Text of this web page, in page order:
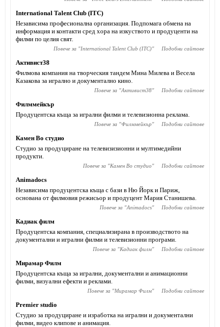
International Talent Club (ITC)
Независима професионална организация. Подпомага обмена на
информация и контакти сред хора на изкуството и продуценти на
филми по целия свят.
Повече за "International Talent Club (ITC)" Подобни сайтове
Активист38
Филмова компания на творческия тандем Мина Милева и Весела
Казакова за игрално и документално кино.
Повече за "Активист38" Подобни сайтове
Филммейкър
Продуцентска къща за игрални филми и телевизионна реклама.
Повече за "Филммейкър" Подобни сайтове
Камен Во студио
Студио за продуциране на телевизизионни и мултимедийни
продукти.
Повече за "Камен Во студио" Подобни сайтове
Animadocs
Независима продуцентска къща с бази в Ню Йорк и Париж,
основана от филмовия режисьор и продуцент Мария Станишева.
Повече за "Animadocs" Подобни сайтове
Кадиак филм
Продуцентска компания, специализирана в производството на
документални и игрални филми и телевизионни програми.
Повече за "Кадиак филм" Подобни сайтове
Мирамар Филм
Продуцентска къща за игрални, документални и анимационни
филми, визуални ефекти и реклами.
Повече за "Мирамар Филм" Подобни сайтове
Premier studio
Студио за продуциране и изработка на игрални и документални
филми, видео клипове и анимация.